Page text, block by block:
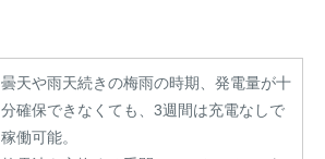
曇天や雨天続きの梅雨の時期、発電量が十
分確保できなくても、3週間は充電なしで
稼働可能。